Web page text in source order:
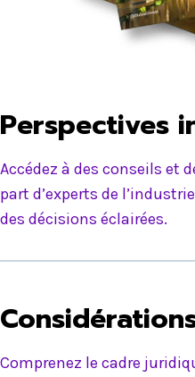
Perspectives
Accédez à des conseils et
part d’experts de
des décisions éclairées.
Comprenez le cadre